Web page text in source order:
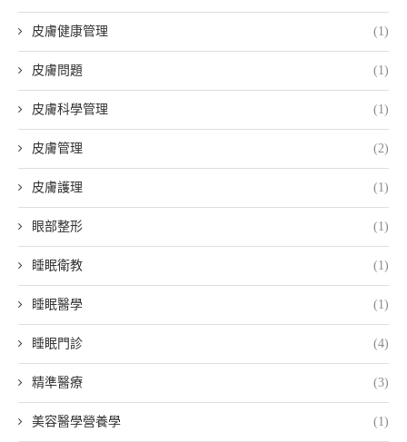
皮膚健康管理 (1)
皮膚問題 (1)
皮膚科學管理 (1)
皮膚管理 (2)
皮膚護理 (1)
眼部整形 (1)
睡眠衛教 (1)
睡眠醫學 (1)
睡眠門診 (4)
精準醫療 (3)
美容醫學營養學 (1)